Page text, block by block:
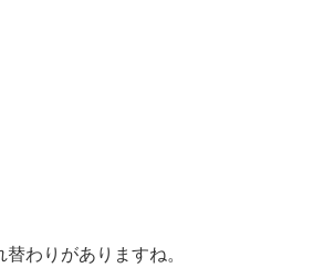
わりがありますね。